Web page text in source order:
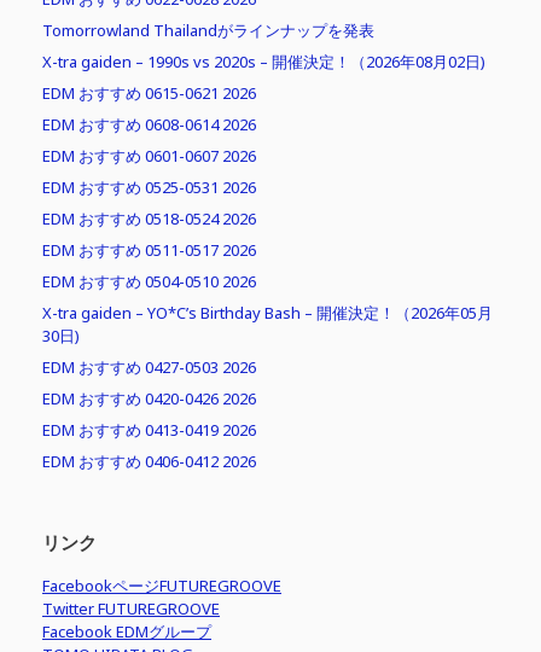
Tomorrowland Thailandがラインナップを発表
X-tra gaiden – 1990s vs 2020s – 開催決定！（2026年08月02日)
EDM おすすめ 0615-0621 2026
EDM おすすめ 0608-0614 2026
EDM おすすめ 0601-0607 2026
EDM おすすめ 0525-0531 2026
EDM おすすめ 0518-0524 2026
EDM おすすめ 0511-0517 2026
EDM おすすめ 0504-0510 2026
X-tra gaiden – YO*C’s Birthday Bash – 開催決定！（2026年05月
30日)
EDM おすすめ 0427-0503 2026
EDM おすすめ 0420-0426 2026
EDM おすすめ 0413-0419 2026
EDM おすすめ 0406-0412 2026
リンク
FacebookページFUTUREGROOVE
Twitter FUTUREGROOVE
Facebook EDMグループ